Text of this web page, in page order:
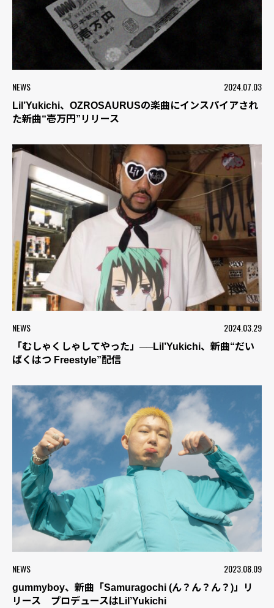
NEWS 2024.07.03
Lil’Yukichi、OZROSAURUSの楽曲にインスパイアされ
た新曲“壱万円”リリース
NEWS 2024.03.29
「むしゃくしゃしてやった」──Lil’Yukichi、新曲“だい
ばくはつ Freestyle”配信
NEWS 2023.08.09
gummyboy、新曲「Samuragochi (ん？ん？ん？)」リ
リース プロデュースはLil’Yukichi